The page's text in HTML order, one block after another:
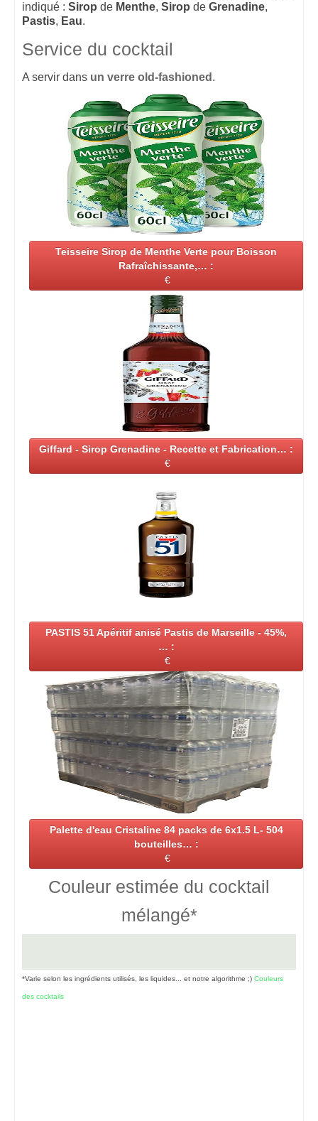
indiqué : Sirop de Menthe, Sirop de Grenadine,
Pastis, Eau.
Service du cocktail
A servir dans un verre old-fashioned .
Teisseire Sirop de Menthe Verte pour Boisson
Rafraîchissante,… :
€
Giffard - Sirop Grenadine - Recette et Fabrication… :
€
PASTIS 51 Apéritif anisé Pastis de Marseille - 45%,
… :
€
Palette d'eau Cristaline 84 packs de 6x1.5 L- 504
bouteilles… :
€
Couleur estimée du cocktail
mélangé*
*Varie selon les ingrédients utilisés, les liquides... et notre algorithme ;) Couleurs
des cocktails